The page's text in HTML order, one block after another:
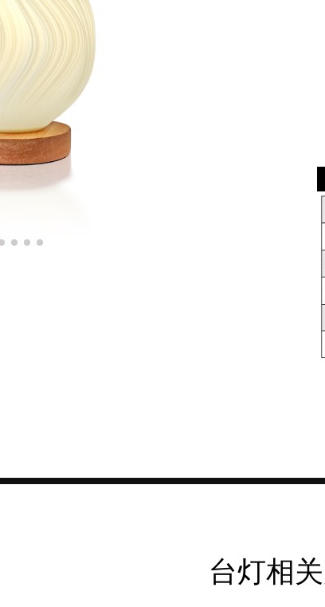
台灯相